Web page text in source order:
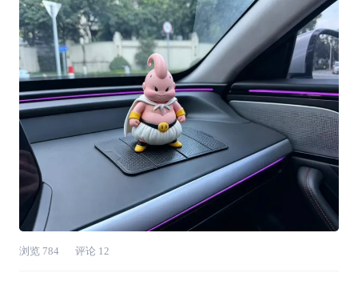
早已不是简单的动画片，而是从小陪我长大、一
直热爱至今的执念。还记得小学那会儿，生活娱
乐不多，最大的乐趣就是攒钱买龙珠漫画。那时
候
浏览 784 评论 12